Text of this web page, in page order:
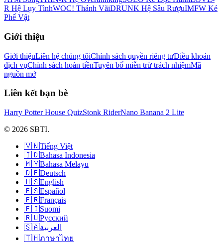
R Hệ Lụy TìnhWOC! Thánh VãiDRUNK Hệ Sâu RượuIMFW Kẻ
Phế Vật
Giới thiệu
Giới thiệuLiên hệ chúng tôiChính sách quyền riêng tưĐiều khoản
dịch vụChính sách hoàn tiềnTuyên bố miễn trừ trách nhiệmMã
nguồn mở
Liên kết bạn bè
Harry Potter House QuizStonk RiderNano Banana 2 Lite
© 2026 SBTI.
🇻🇳Tiếng Việt
🇮🇩Bahasa Indonesia
🇲🇾Bahasa Melayu
🇩🇪Deutsch
🇺🇸English
🇪🇸Español
🇫🇷Français
🇫🇮Suomi
🇷🇺Русский
🇸🇦العربية
🇹🇭ภาษาไทย